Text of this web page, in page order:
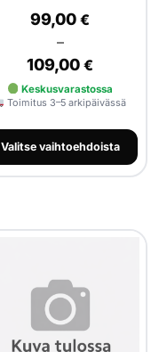
99,00 €
–
109,00 €
Keskusvarastossa
Toimitus 3–5 arkipäivässä
Valitse vaihtoehdoista